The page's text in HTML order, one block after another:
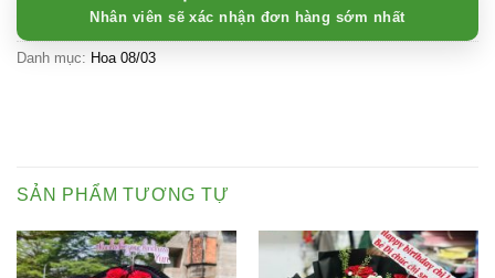
Nhân viên sẽ xác nhận đơn hàng sớm nhất
Danh mục: Hoa 08/03
SẢN PHẨM TƯƠNG TỰ